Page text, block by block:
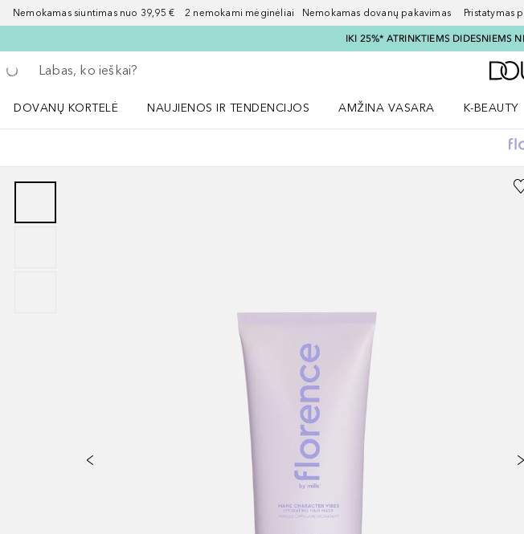
Nemokamas siuntimas nuo 39,95 € 2 nemokami mėginėliai Nemokamas dovanų pakavimas Pristatymas
IKI 25%* ATRINKTIEMS DIDESNIEMS
Grįžk atgal
Vykdykite paiešką
DOVANŲ KORTELĖ
NAUJIENOS IR TENDENCIJOS
AMŽINA VASARA
K-BEAUTY